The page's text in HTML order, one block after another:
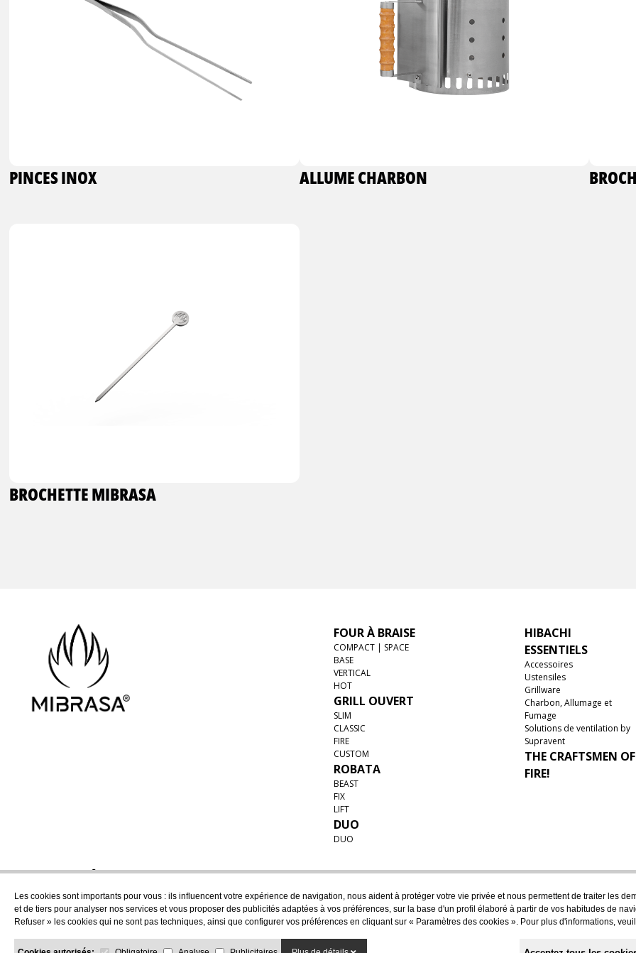
Les cookies sont importants pour vous : ils influencent votre expérience de navigation, nous aident à protéger votre vie privée et nous permettent de traiter les
et de tiers pour analyser nos services et vous proposer des publicités adaptées à vos préférences, sur la base d'un profil élaboré à partir de vos habitudes de
Refuser » les cookies qui ne sont pas techniques, ainsi que configurer vos préférences en cliquant sur « Paramètres des cookies ». Pour plus d'informations,
PINCES INOX ALLUME CHARBON
BROCHETTE MIBRASA
FOUR À BRAISE
COMPACT | SPACE
BASE
VERTICAL
HOT
GRILL OUVERT
SLIM
CLASSIC
FIRE
CUSTOM
ROBATA
BEAST
FIX
LIFT
DUO
DUO
HIBACHI
ESSENTIELS
Accessoires
Ustensiles
Grillware
Charbon, Allumage et
Fumage
Solutions de ventilation by
Supravent
THE CRAFTSMEN OF
FIRE!